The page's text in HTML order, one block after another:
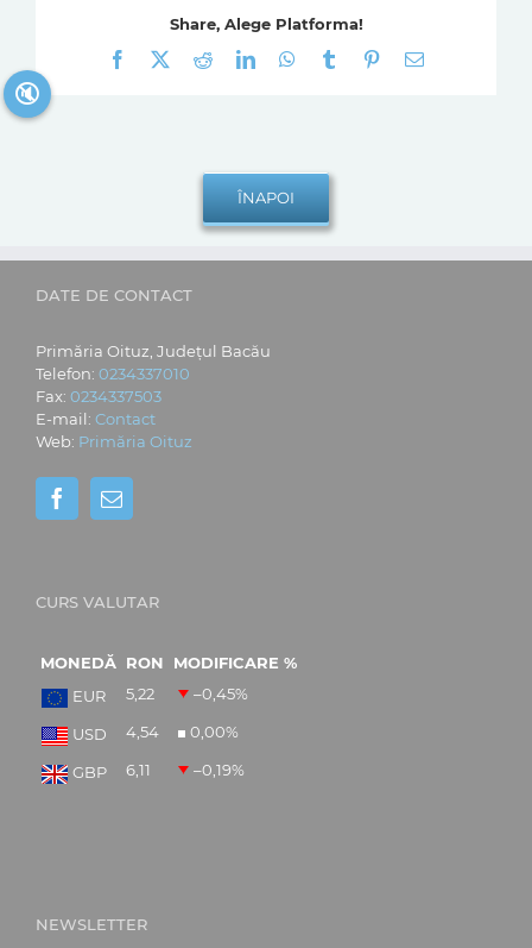
Share, Alege Platforma!
Facebook
RedditLinkedInWhatsApp
Tumblr Pinterest
E-
DATE DE CONTACT
Primăria Oituz, Județul Bacău
Telefon: 0234337010
Fax: 0234337503
E-mail: Contact
Web: Primăria Oituz
CURS VALUTAR
MONEDĂ RON
MODIFICARE %
EUR
5,22 –0,45%
USD 4,54 0,00%
GBP 6,11 –0,19%
NEWSLETTER
🔇